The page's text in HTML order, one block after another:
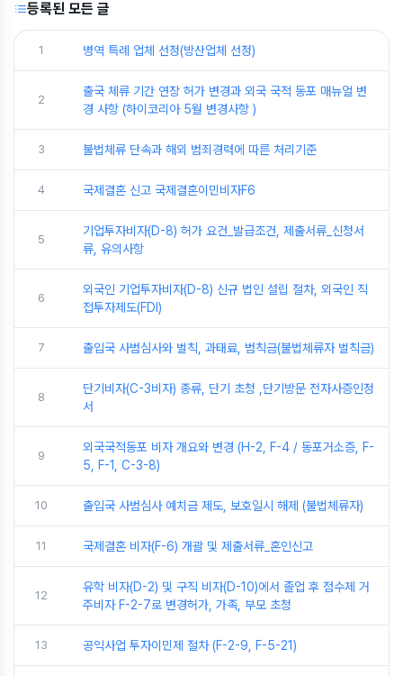
등록된 모든 글
1 병역 특례 업체 선정(방산업체 선정)
2
출국 체류 기간 연장 허가 변경과 외국 국적 동포 매뉴얼 변
경 사항 (하이코리아 5월 변경사항 )
3 불법체류 단속과 해외 범죄경력에 따른 처리기준
4 국제결혼 신고 국제결혼이민비자F6
5
기업투자비자(D-8) 허가 요건_발급조건, 제출서류_신청서
류, 유의사항
6
외국인 기업투자비자(D-8) 신규 법인 설립 절차, 외국인 직
접투자제도(FDI)
7 출입국 사범심사와 벌칙, 과태료, 범칙금(불법체류자 벌칙금)
8
단기비자(C-3비자) 종류, 단기 초청 ,단기방문 전자사증인정
서
9
외국국적동포 비자 개요와 변경 (H-2, F-4 / 동포거소증, F-
5, F-1, C-3-8)
10 출입국 사범심사 예치금 제도, 보호일시 해제 (불법체류자)
11 국제결혼 비자(F-6) 개괄 및 제출서류_혼인신고
12
유학 비자(D-2) 및 구직 비자(D-10)에서 졸업 후 점수제 거
주비자 F-2-7로 변경허가, 가족, 부모 초청
13 공익사업 투자이민제 절차 (F-2-9, F-5-21)